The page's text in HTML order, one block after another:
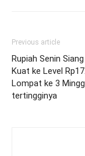
Previous article
Rupiah Senin
Kuat ke Level
Lompat ke 3
tertingginya